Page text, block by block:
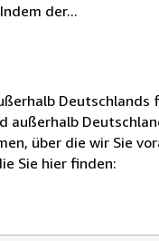
der...
Deutschlands
außerhalb
über die wir Sie
Sie hier finden: